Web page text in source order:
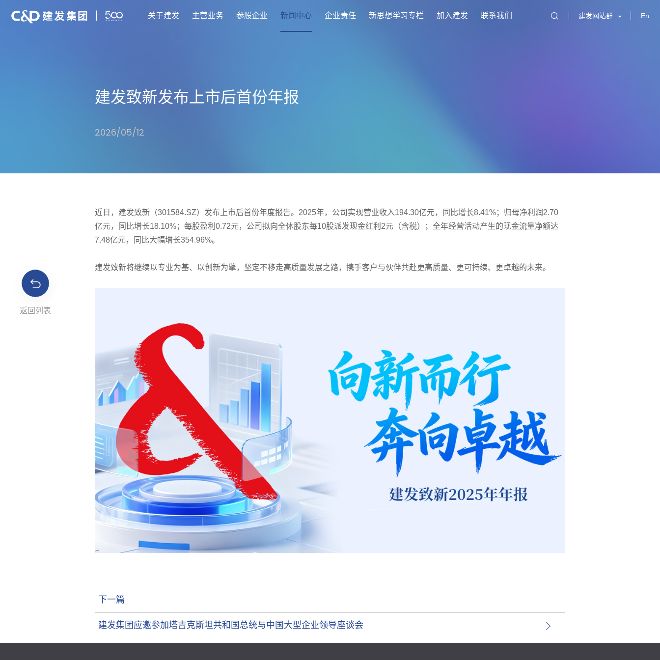
关于建发 主营业务 参股企业 新闻中心 企业责任 新思想学习专栏 加入建发 联系我们 建发网站群 En
建发致新发布上市后首份年报
2026/05/12
返回列表
近日，建发致新（301584.SZ）发布上市后首份年度报告。2025年，公司实现营业收入194.30亿元，同比增长8.41%；归母净利润2.70
亿元，同比增长18.10%；每股盈利0.72元，公司拟向全体股东每10股派发现金红利2元（含税）；全年经营活动产生的现金流量净额达
7.48亿元，同比大幅增长354.96%。
建发致新将继续以专业为基、以创新为擎，坚定不移走高质量发展之路，携手客户与伙伴共赴更高质量、更可持续、更卓越的未来。
下一篇
建发集团应邀参加塔吉克斯坦共和国总统与中国大型企业领导座谈会